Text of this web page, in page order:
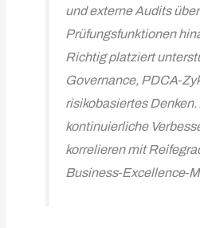
und externe Audits
Prüfungsfunktionen
Richtig platziert
Governance,
risikobasiertes
kontinuierliche
korrelieren mit